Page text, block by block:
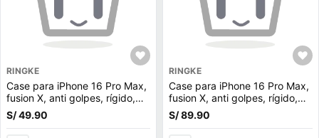
RINGKE
Case para iPhone 16 Pro Max,
fusion X, anti golpes, rígido,
camuflaje negro
S/ 49.90
RINGKE
Case para iPhone 16 Pro Max,
fusion X, anti golpes, rígido,
negro
S/ 89.90